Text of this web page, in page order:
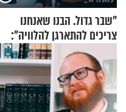
"שבר גדול. הבנו שאנחנו
צריכים להתארגן להלוויה":
זוגיות במבחן, הפעם עם מרים
וגד דנינו